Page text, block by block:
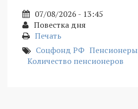
07/08/2026 - 13:45
Повестка дня
Печать
Соцфонд РФ Пенсионеры
Количество пенсионеров